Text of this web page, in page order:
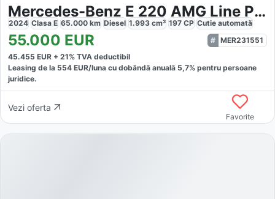
Mercedes-Benz E 220 AMG Line Premium Plus
2024 Clasa E 65.000 km Diesel 1.993 cm³ 197 CP Cutie automată
55.000 EUR
MER231551
45.455 EUR + 21% TVA deductibil
Leasing de la 554 EUR/luna cu dobăndă anuală 5,7% pentru persoane
juridice.
Vezi oferta
Favorite